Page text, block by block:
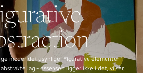
møder det usynlige. Figurative elementer
lag - essensen ligger ikke i det, vi ser,